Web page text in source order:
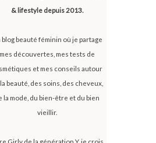
& lifestyle depuis 2013.
blog beauté féminin où je partage
mes découvertes, mes tests de
et mes conseils autour
beauté, des soins, des cheveux,
la mode, du bien-être et du bien
vieillir.
Girly de la génération Y, je crois